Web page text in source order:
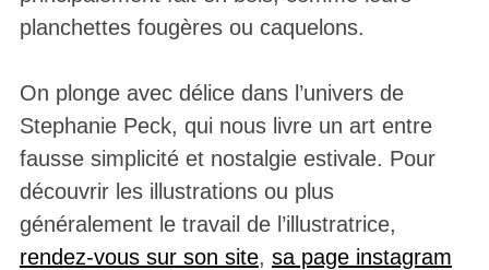
planchettes fougères ou caquelons.
On plonge avec délice dans l’univers de
Stephanie Peck, qui nous livre un art entre
fausse simplicité et nostalgie estivale. Pour
découvrir les illustrations ou plus
généralement le travail de l’illustratrice,
rendez-vous sur son site, sa page instagram